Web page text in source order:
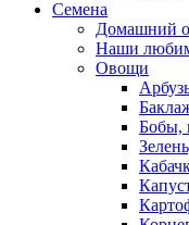
Семена
Домашний
Наши
Овощи
Бобы,